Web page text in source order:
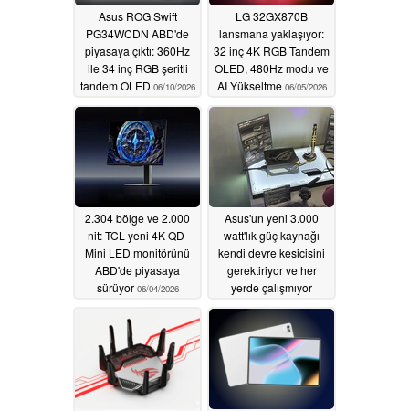
Asus ROG Swift
PG34WCDN ABD'de
piyasaya çıktı: 360Hz
ile 34 inç RGB şeritli
tandem OLED 06/10/2026
LG 32GX870B
lansmana yaklaşıyor:
32 inç 4K RGB Tandem
OLED, 480Hz modu ve
AI Yükseltme 06/05/2026
2.304 bölge ve 2.000
nit: TCL yeni 4K QD-
Mini LED monitörünü
ABD'de piyasaya
sürüyor 06/04/2026
Asus'un yeni 3.000
watt'lık güç kaynağı
kendi devre kesicisini
gerektiriyor ve her
yerde çalışmıyor
06/03/2026